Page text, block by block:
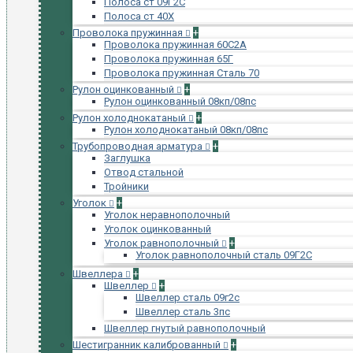
Полоса ст 40Х
Проволока пружинная
+
Проволока пружинная 60С2А
Проволока пружинная 65Г
Проволока пружинная Сталь 70
Рулон оцинкованный
+
Рулон оцинкованный 08кп/08пс
Рулон холоднокатаный
+
Рулон холоднокатаный 08кп/08пс
Трубопроводная арматура
+
Заглушка
Отвод стальной
Тройники
Уголок
+
Уголок неравнополочный
Уголок оцинкованный
Уголок равнополочный
+
Уголок равнополочный сталь 09Г2С
Швеллера
+
Швеллер
+
Швеллер сталь 09г2с
Швеллер сталь 3пс
Швеллер гнутый равнополочный
Шестигранник калиброванный
+